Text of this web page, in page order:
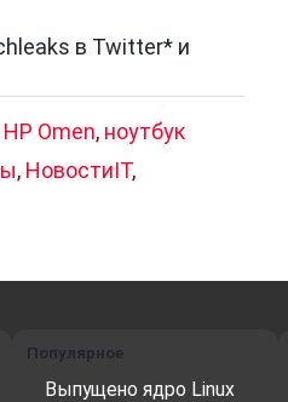
в Twitter* и
HP Omen, ноутбук
, НовостиIT,
Популярное
Выпущено ядро Linux